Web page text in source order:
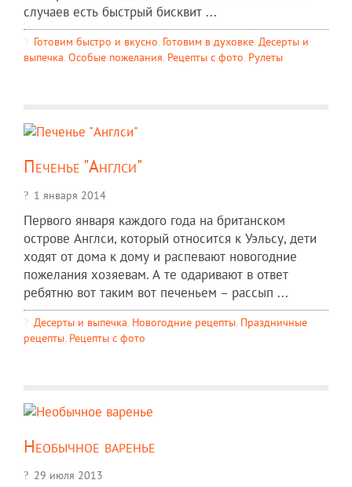
случаев есть быстрый бисквит ...
Готовим быстро и вкусно, Готовим в духовке, Десерты и
выпечка, Особые пожелания, Рецепты c фото, Рулеты
Печенье "Англси"
1 января 2014
Первого января каждого года на британском
острове Англси, который относится к Уэльсу, дети
ходят от дома к дому и распевают новогодние
пожелания хозяевам. А те одаривают в ответ
ребятню вот таким вот печеньем – рассып ...
Десерты и выпечка, Новогодние рецепты, Праздничные
рецепты, Рецепты c фото
Необычное варенье
29 июля 2013